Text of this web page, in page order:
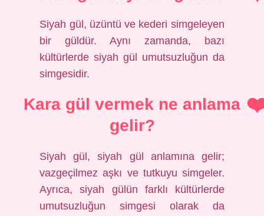
Siyah gül, üzüntü ve kederi simgeleyen
bir güldür. Aynı zamanda, bazı
kültürlerde siyah gül umutsuzluğun da
simgesidir.
Kara gül vermek ne anlama
gelir?
Siyah gül, siyah gül anlamına gelir;
vazgeçilmez aşkı ve tutkuyu simgeler.
Ayrıca, siyah gülün farklı kültürlerde
umutsuzluğun simgesi olarak da